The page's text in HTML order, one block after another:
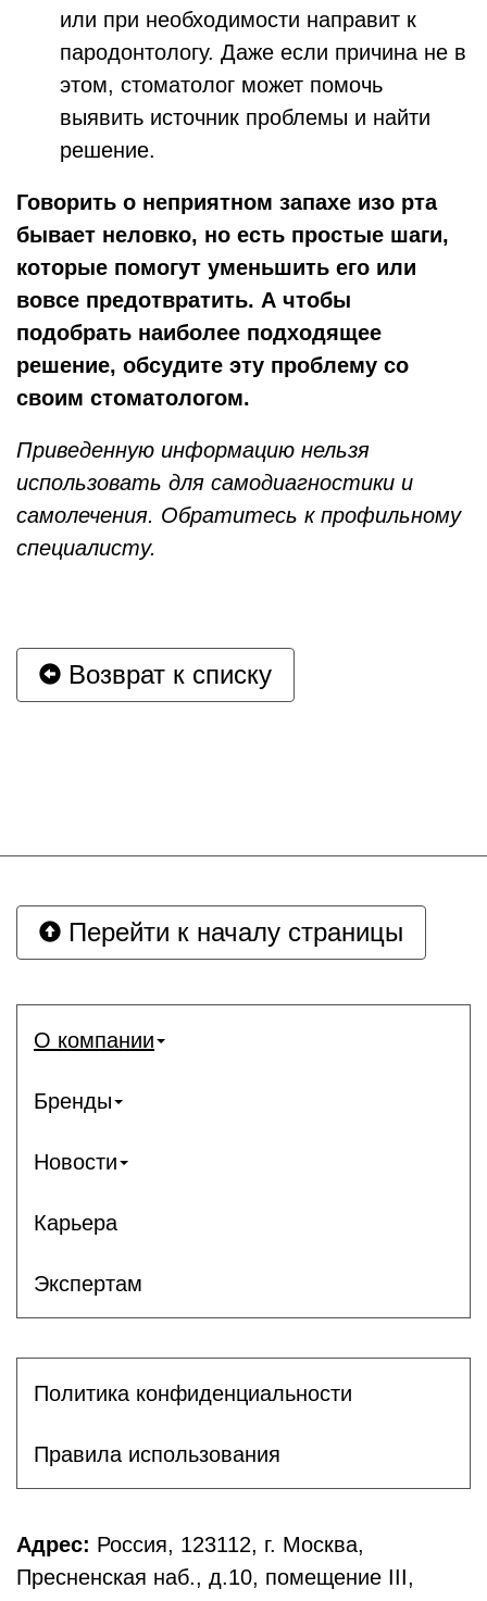
или при необходимости направит к
пародонтологу. Даже если причина не в
этом, стоматолог может помочь
выявить источник проблемы и найти
решение.
Говорить о неприятном запахе изо рта
бывает неловко, но есть простые шаги,
которые помогут уменьшить его или
вовсе предотвратить. А чтобы
подобрать наиболее подходящее
решение, обсудите эту проблему со
своим стоматологом.
Приведенную информацию нельзя
использовать для самодиагностики и
самолечения. Обратитесь к профильному
специалисту.
Возврат к списку
Перейти к началу страницы
О компании
Бренды
Новости
Карьера
Экспертам
Политика конфиденциальности
Правила использования
Адрес: Россия, 123112, г. Москва,
Пресненская наб., д.10, помещение III,